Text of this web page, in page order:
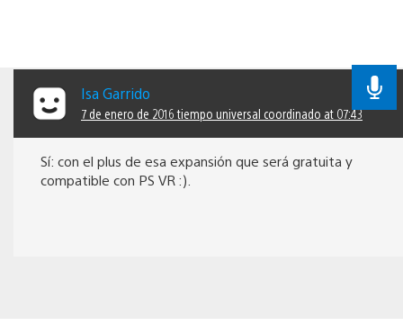
Isa Garrido
7 de enero de 2016 tiempo universal coordinado at 07:43
Sí: con el plus de esa expansión que será gratuita y
compatible con PS VR :).